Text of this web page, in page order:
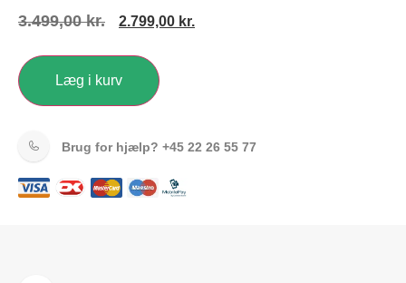
3.499,00kr. 2.799,00 kr.
Læg i kurv
Brug for hjælp? +45 22 26 55 77